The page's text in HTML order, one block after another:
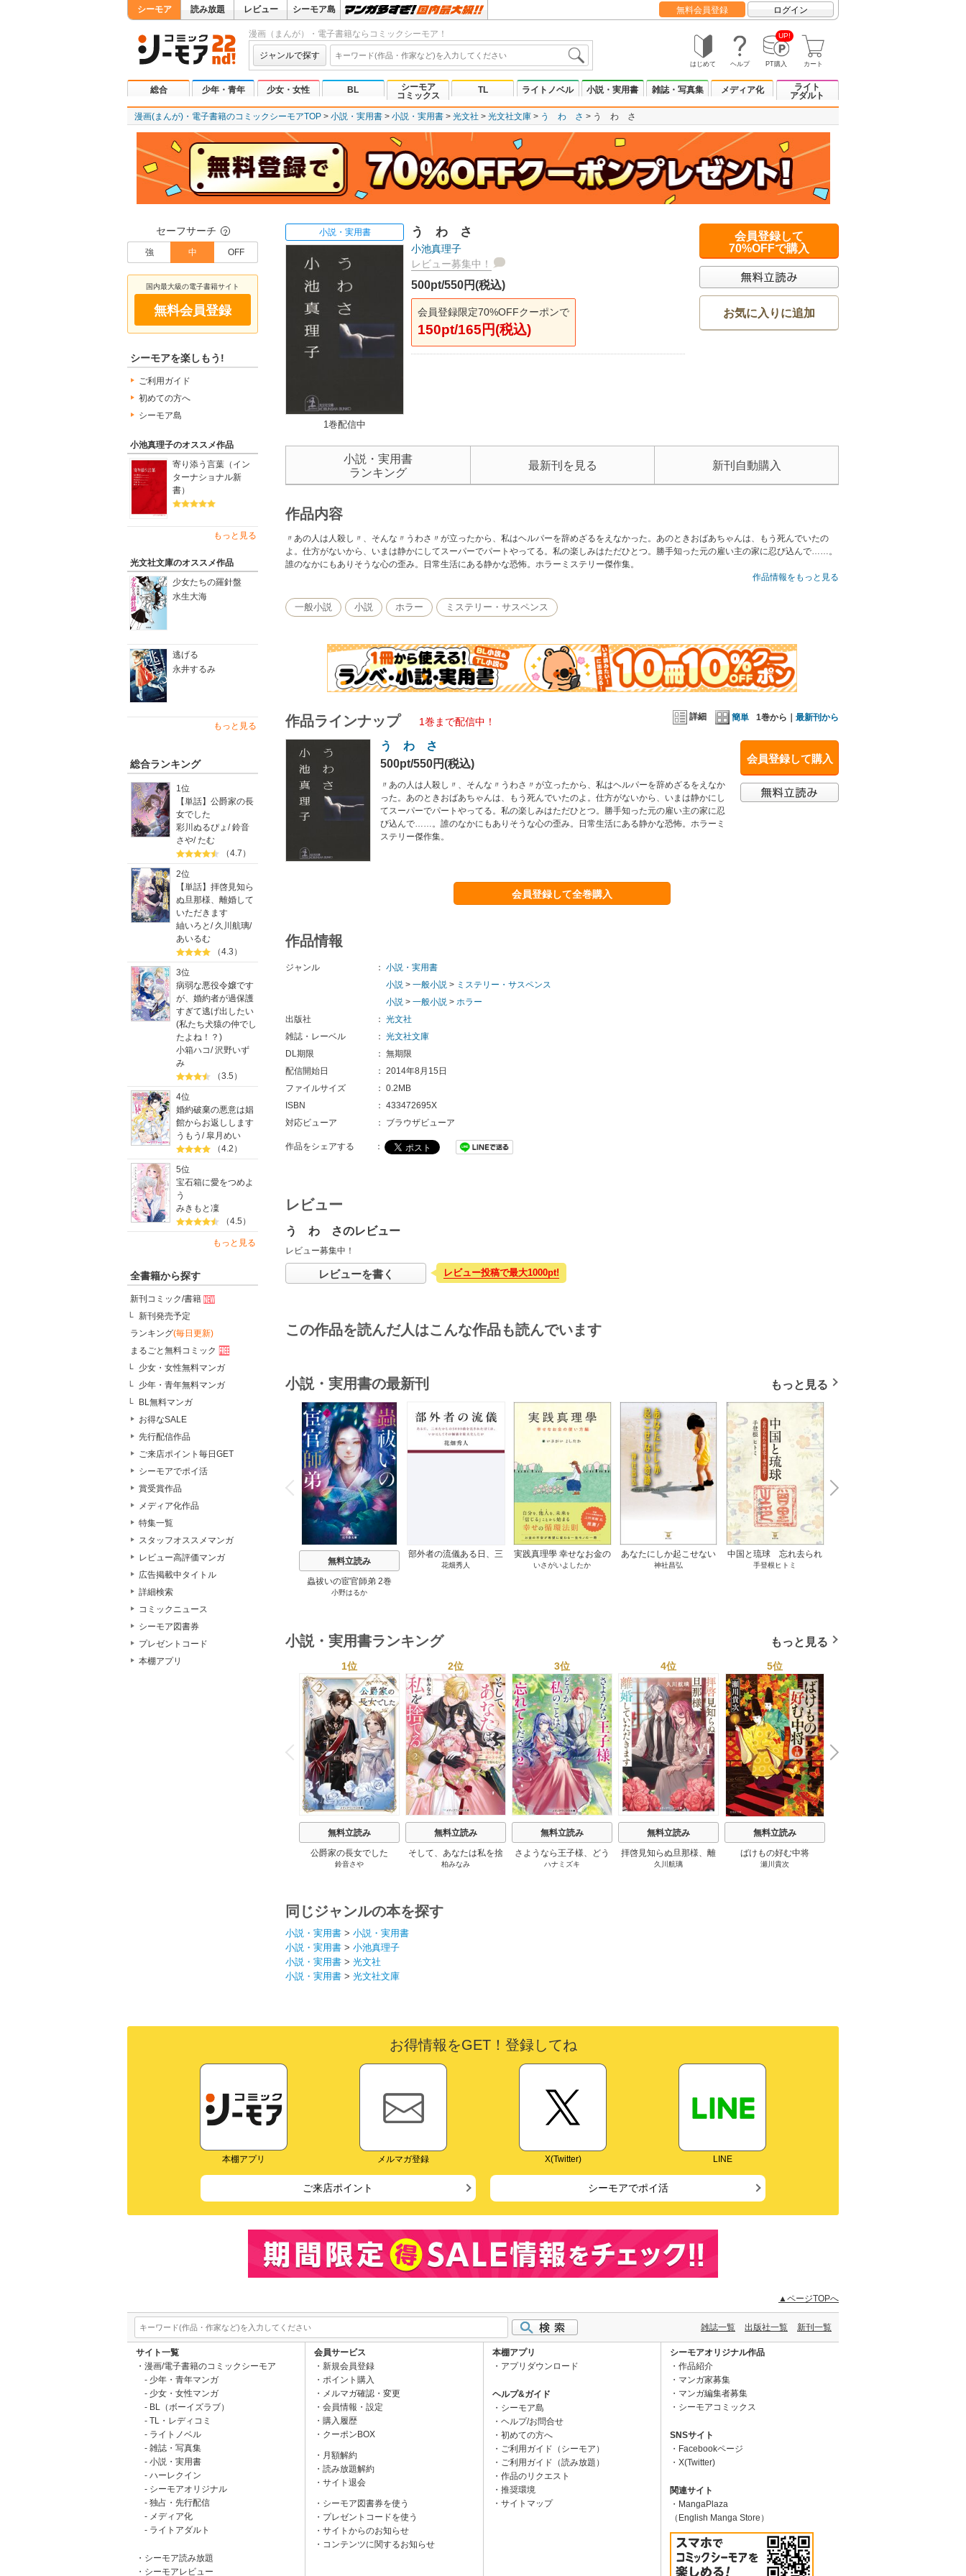
シーモア 読み放題 レビュー シーモア島 無料会員登録 ログイン
漫画（まんが）・電子書籍ならコミックシーモア！
ジャンルで探す
はじめて ヘルプ
UP!
PT購入 カート
総合 少年・青年 少女・女性 BL
シーモア
コミックス
TL ライトノベル 小説・実用書 雑誌・写真集 メディア化
ライト
アダルト
漫画(まんが)・電子書籍のコミックシーモアTOP 小説・実用書 小説・実用書 光文社 光文社文庫 う わ さ う わ さ
セーフサーチ ？
強 中 OFF
国内最大級の電子書籍サイト
無料会員登録
シーモアを楽しもう!
ご利用ガイド
初めての方へ
シーモア島
小池真理子のオススメ作品
寄り添う言葉（イン
ターナショナル新
書）
もっと見る
光文社文庫のオススメ作品
少女たちの羅針盤
水生大海
逃げる
永井するみ
もっと見る
総合ランキング
1位
【単話】公爵家の長
女でした
彩川ぬるぴょ /鈴音
さや/たむ
（4.7）
2位
【単話】拝啓見知ら
ぬ旦那様、離婚して
いただきます
紬いろと / 久川航璃/
あいるむ
（4.3）
3位
病弱な悪役令嬢です
が、婚約者が過保護
すぎて逃げ出したい
(私たち犬猿の仲でし
たよね！？)
小箱ハコ/沢野いず
み
（3.5）
4位
婚約破棄の悪意は娼
館からお返しします
うもう /皐月めい
（4.2）
5位
宝石箱に愛をつめよ
う
みきもと凜
（4.5）
もっと見る
全書籍から探す
新刊コミック/書籍
新刊発売予定
ランキング(毎日更新)
まるごと無料コミック
少女・女性無料マンガ
少年・青年無料マンガ
BL無料マンガ
お得なSALE
先行配信作品
ご来店ポイント毎日GET
シーモアでポイ活
賞受賞作品
メディア化作品
特集一覧
スタッフオススメマンガ
レビュー高評価マンガ
広告掲載中タイトル
詳細検索
コミックニュース
シーモア図書券
プレゼントコード
本棚アプリ
小説・実用書
1巻配信中
う わ さ
小池真理子
レビュー募集中！
500pt/550円(税込)
会員登録限定70%OFFクーポンで
150pt/165円(税込)
会員登録して
70%OFFで購入
お気に入りに追加
小説・実用書
ランキング
最新刊を見る 新刊自動購入
作品内容
〃あの人は人殺し〃、そんな〃うわさ〃が立ったから、私はヘルパーを辞めざるをえなかった。あのときおばあちゃんは、もう死んでいたの
よ。仕方がないから、いまは静かにしてスーパーでパートやってる。私の楽しみはただひとつ。勝手知った元の雇い主の家に忍び込んで……。
誰のなかにもありそうな心の歪み。日常生活にある静かな恐怖。ホラーミステリー傑作集。
作品情報をもっと見る
一般小説 小説 ホラー ミステリー・サスペンス
詳細 簡単 1巻から｜ 最新刊から
作品ラインナップ 1巻まで配信中！
会員登録して購入
う わ さ
500pt/550円(税込)
〃あの人は人殺し〃、そんな〃うわさ〃が立ったから、私はヘルパーを辞めざるをえなか
った。あのときおばあちゃんは、もう死んでいたのよ。仕方がないから、いまは静かにし
てスーパーでパートやってる。私の楽しみはただひとつ。勝手知った元の雇い主の家に忍
び込んで……。誰のなかにもありそうな心の歪み。日常生活にある静かな恐怖。ホラーミ
ステリー傑作集。
会員登録して全巻購入
作品情報
ジャンル ： 小説・実用書
小説 > 一般小説 > ミステリー・サスペンス
小説 > 一般小説 > ホラー
出版社
： 光文社
雑誌・レーベル
： 光文社文庫
DL期限
： 無期限
配信開始日
： 2014年8月15日
ファイルサイズ
： 0.2MB
ISBN
： 433472695X
対応ビューア
： ブラウザビューア
作品をシェアする ：
レビュー
う わ さのレビュー
レビュー募集中！
レビューを書く レビュー投稿で最大1000pt!
この作品を読んだ人はこんな作品も読んでいます
小説・実用書の最新刊 もっと見る
P
r
e
v
i
o
u
s
無料立読み
蟲祓いの宦官師弟 2巻
小野はるか
部外者の流儀ある日、三
木たかしの5000曲を託さ
花畑秀人
実践真理學 幸せなお金の
使い方編 1巻
いさがいよしたか
あなたにしか起こせない
奇跡 1巻
神社昌弘
中国と琉球 忘れ去られ
た冊封史―魂の進化― 1
手登根ヒトミ
N
e
x
t
小説・実用書ランキング もっと見る
P
r
e
v
i
o
u
s
1位
無料立読み
公爵家の長女でした
鈴音さや
2位
無料立読み
そして、あなたは私を捨
てる
柏みなみ
3位
無料立読み
さようなら王子様、どう
か私のことは忘れてくだ
ハナミズキ
4位
無料立読み
拝啓見知らぬ旦那様、離
婚していただきます
久川航璃
5位
無料立読み
ばけもの好む中将
瀬川貴次
N
e
x
t
同じジャンルの本を探す
小説・実用書 > 小説・実用書
小説・実用書 > 小池真理子
小説・実用書 > 光文社
小説・実用書 > 光文社文庫
お得情報をGET！登録してね
本棚アプリ メルマガ登録 X(Twitter) LINE
ご来店ポイント シーモアでポイ活
▲ページTOPへ
雑誌一覧 出版社一覧 新刊一覧
サイト一覧
漫画/電子書籍のコミックシーモア
少年・青年マンガ
少女・女性マンガ
BL（ボーイズラブ）
TL・レディコミ
ライトノベル
雑誌・写真集
小説・実用書
ハーレクイン
シーモアオリジナル
独占・先行配信
メディア化
ライトアダルト
シーモア読み放題
シーモアレビュー
会員サービス
新規会員登録
ポイント購入
メルマガ確認・変更
会員情報・設定
購入履歴
クーポンBOX
月額解約
読み放題解約
サイト退会
シーモア図書券を使う
プレゼントコードを使う
サイトからのお知らせ
コンテンツに関するお知らせ
本棚アプリ
アプリダウンロード
ヘルプ&ガイド
シーモア島
ヘルプ/お問合せ
初めての方へ
ご利用ガイド（シーモア）
ご利用ガイド（読み放題）
作品のリクエスト
推奨環境
サイトマップ
シーモアオリジナル作品
作品紹介
マンガ家募集
マンガ編集者募集
シーモアコミックス
SNSサイト
Facebookページ
X(Twitter)
関連サイト
MangaPlaza
（English Manga Store）